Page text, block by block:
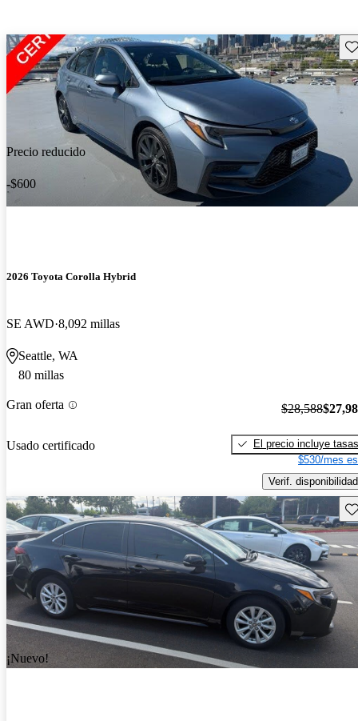
Precio reducido
-$600
2026 Toyota Corolla Hybrid
SE AWD 8,092 millas
Seattle, WA
80 millas
Gran oferta
Usado certificado
$28,588
El precio incluye tasas
$530/mes
Verif. disponibilidad
¡Nuevo!